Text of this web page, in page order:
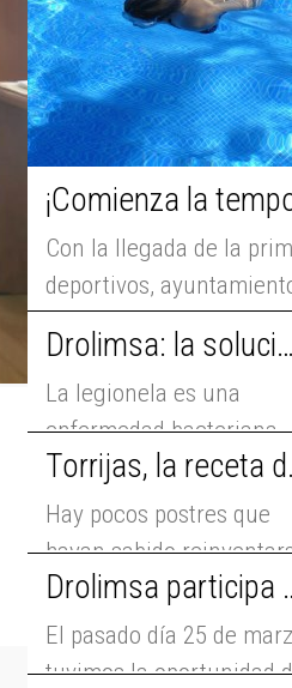
Con la llegada de la
deportivos,
comunidades de
comienzan a ...
Drolimsa: la solución más eficaz para el control de la legionela
La legionela es una
enfermedad bacteriana
que presenta
fundamentalmente dos
formas clínicas...
Torrijas,
Hay pocos postres que
hayan sabido
como las torrijas. Lo
Drolimsa participa
El pasado día 25 de
tuvimos la oportunidad